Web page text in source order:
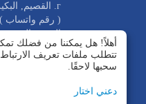
г. القصيم, البكيرية - حى الزهرة
( رقم واتساب )
السبت-الجمعه 9.00 - 22.00
_عنوان الفروع
أهلاً! هل يمكننا من فضلك
تتطلب ملفات تعريف
سحبها لاحقًا.
دعني اختار